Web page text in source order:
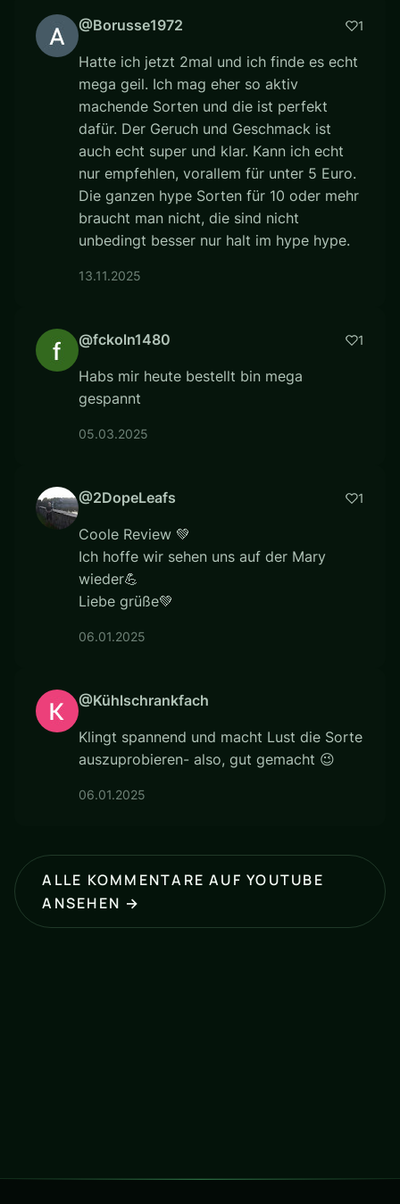
@Borusse1972 1
Hatte ich jetzt 2mal und ich finde es echt
mega geil. Ich mag eher so aktiv
machende Sorten und die ist perfekt
dafür. Der Geruch und Geschmack ist
auch echt super und klar. Kann ich echt
nur empfehlen, vorallem für unter 5 Euro.
Die ganzen hype Sorten für 10 oder mehr
braucht man nicht, die sind nicht
unbedingt besser nur halt im hype hype.
13.11.2025
@fckoln1480 1
Habs mir heute bestellt bin mega
gespannt
05.03.2025
@2DopeLeafs 1
Coole Review 💚
Ich hoffe wir sehen uns auf der Mary
wieder💪
Liebe grüße💚
06.01.2025
@Kühlschrankfach
Klingt spannend und macht Lust die Sorte
auszuprobieren- also, gut gemacht 😉
06.01.2025
ALLE KOMMENTARE AUF YOUTUBE
ANSEHEN →